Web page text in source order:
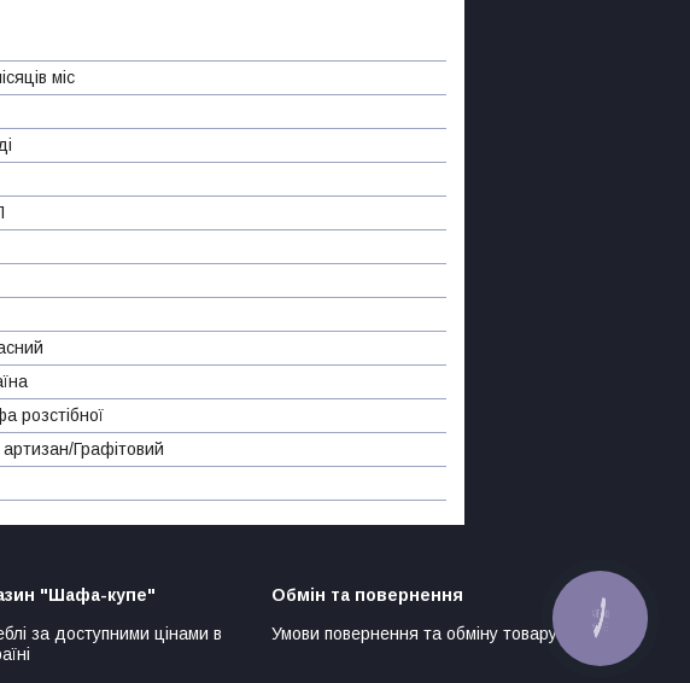
міс
розстібної
Графітовий
"Шафа-купе"
за доступними цінами в
Обмін та повернення
Умови повернення та обміну товару
КНОПКА
ЗВ'ЯЗКУ